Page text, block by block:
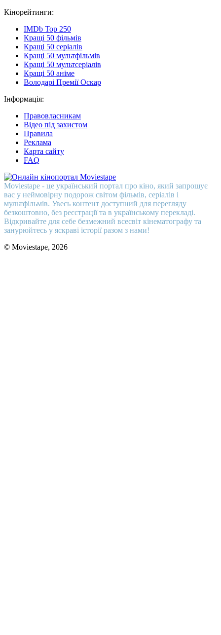
Кінорейтинги:
IMDb Top 250
Кращі 50 фільмів
Кращі 50 серіалів
Кращі 50 мультфільмів
Кращі 50 мультсеріалів
Кращі 50 аніме
Володарі Премії Оскар
Інформація:
Правовласникам
Відео під захистом
Правила
Реклама
Карта сайту
FAQ
Moviestape - це український портал про кіно, який запрошує
вас у неймовірну подорож світом фільмів, серіалів і
мультфільмів. Увесь контент доступний для перегляду
безкоштовно, без реєстрації та в українському перекладі.
Відкривайте для себе безмежний всесвіт кінематографу та
занурюйтесь у яскраві історії разом з нами!
© Moviestape, 2026